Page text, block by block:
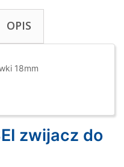
OPIS
18mm
zwijacz do